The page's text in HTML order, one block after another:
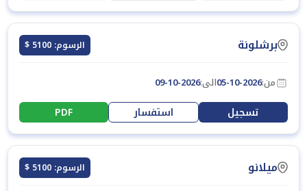
برشلونة الرسوم: 5100 $
من:05-10-2026الى:09-10-2026
تسجيل استفسار PDF
ميلانو الرسوم: 5100 $